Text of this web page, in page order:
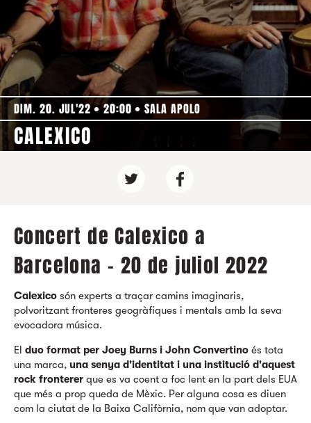
DIM. 20. JUL'22 20:00 SALA APOLO
CALEXICO
Concert de Calexico a
Barcelona - 20 de juliol 2022
Calexico són experts a traçar camins imaginaris,
polvoritzant fronteres geogràfiques i mentals amb la seva
evocadora música.
El duo format per Joey Burns i John Convertino és tota
una marca, una senya d'identitat i una institució d'aquest
rock fronterer que es va coent a foc lent en la part dels EUA
que més a prop queda de Mèxic. Per alguna cosa es diuen
com la ciutat de la Baixa Califòrnia, nom que van adoptar.